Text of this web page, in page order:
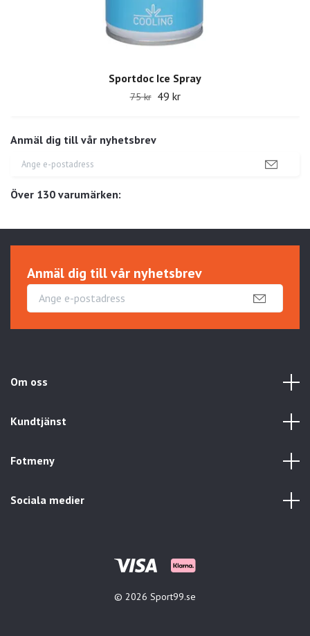
Anmäl dig till vår nyhetsbrev
Över 130 varumärken:
Sportdoc Ice Spray
75 kr 49 kr
Anmäl dig till vår nyhetsbrev
Om oss
Kundtjänst
Fotmeny
Sociala medier
© 2026 Sport99.se